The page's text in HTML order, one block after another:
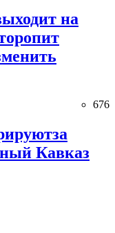
на
676
Кавказ